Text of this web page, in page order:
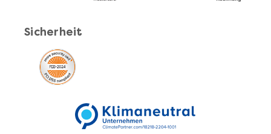
Pasta Selber Machen - DIY-Set
Sicherheit